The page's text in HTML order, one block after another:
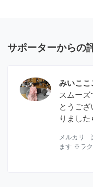
サポーターからの
みいここ
スムー
とうご
りまし
メルカリ
ます ※ラ